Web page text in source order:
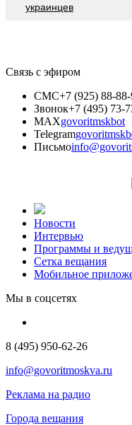
украинцев
Связь с эфиром
СМС+7 (925) 88-
Звонок+7 (495) 73-
MAXgovoritmskbot
Telegram
Письмо
Новости
Интервью
Программы и
Сетка вещания
Мобильное
Мы в соцсетях
8 (495) 950-62-26
info@govoritmoskva.ru
Реклама на радио
Города вещания